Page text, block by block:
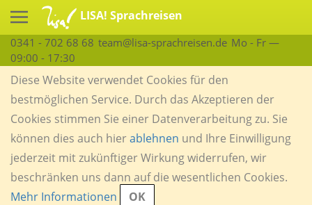
LISA! Sprachreisen
0341 - 702 68 68 team@lisa-sprachreisen.de Mo - Fr —
09:00 - 17:30
Diese Website verwendet Cookies für den
bestmöglichen Service. Durch das Akzeptieren der
Cookies stimmen Sie einer Datenverarbeitung zu. Sie
können dies auch hierablehnen und Ihre Einwilligung
jederzeit mit zukünftiger Wirkung widerrufen, wir
beschränken uns dann auf die wesentlichen Cookies.
Mehr Informationen
OK